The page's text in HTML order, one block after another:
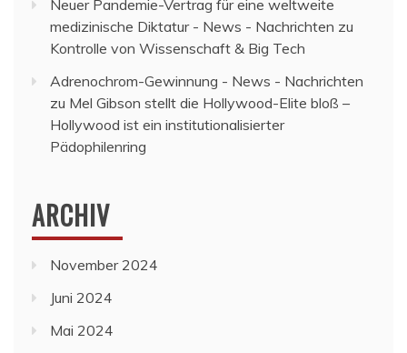
Neuer Pandemie-Vertrag für eine weltweite
medizinische Diktatur - News - Nachrichten zu
Kontrolle von Wissenschaft & Big Tech
Adrenochrom-Gewinnung - News - Nachrichten
zu Mel Gibson stellt die Hollywood-Elite bloß –
Hollywood ist ein institutionalisierter
Pädophilenring
ARCHIV
November 2024
Juni 2024
Mai 2024